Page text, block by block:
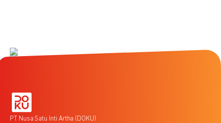
PT Nusa Satu Inti Artha (DOKU)